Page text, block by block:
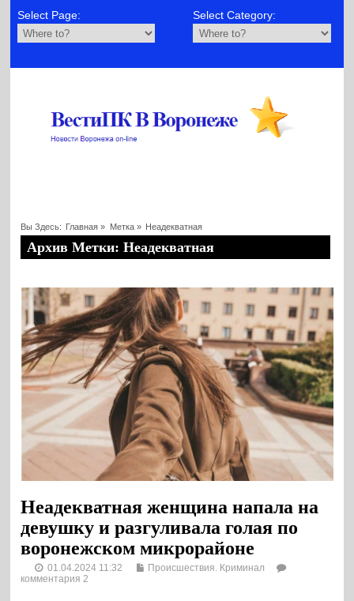
Select Page: Select Category:
Вы Здесь: Главная » Метка » Неадекватная
Архив Метки: Неадекватная
Неадекватная женщина напала на
девушку и разгуливала голая по
воронежском микрорайоне
01.04.2024 11:32
Происшествия. Криминал
комментария 2